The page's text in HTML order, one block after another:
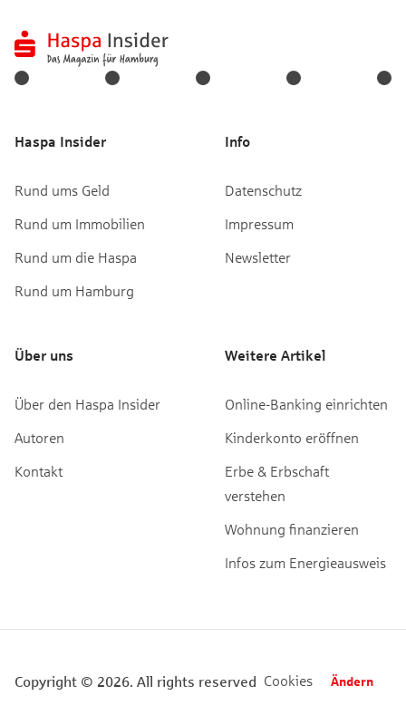
Haspa Insider
Rund ums Geld
Rund um Immobilien
Rund um die Haspa
Rund um Hamburg
Info
Datenschutz
Impressum
Newsletter
Über uns
Über den Haspa Insider
Autoren
Kontakt
Weitere Artikel
Online-Banking einrichten
Kinderkonto eröffnen
Erbe & Erbschaft
verstehen
Wohnung finanzieren
Infos zum Energieausweis
Copyright © 2026. All rights reserved Cookies Ändern